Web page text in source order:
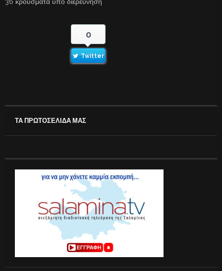
0
Twitter
ΤΑ ΠΡΩΤΟΣΕΛΙΔΑ ΜΑΣ